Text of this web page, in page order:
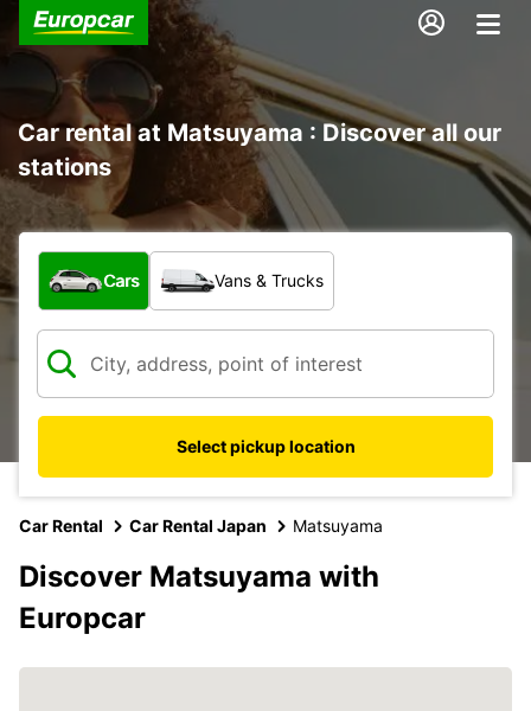
Car rental at Matsuyama : Discover all our
stations
What type of vehicle?
Cars Vans & Trucks
Select pickup location
Car Rental Car Rental Japan Matsuyama
Discover Matsuyama with
Europcar